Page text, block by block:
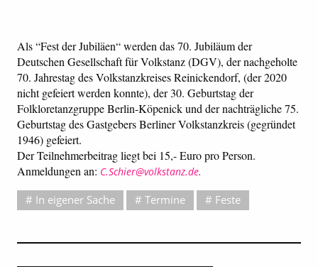
Als “Fest der Jubiläen“ werden das 70. Jubiläum der
Deutschen Gesellschaft für Volkstanz (DGV), der nachgeholte
70. Jahrestag des Volkstanzkreises Reinickendorf, (der 2020
nicht gefeiert werden konnte), der 30. Geburtstag der
Folkloretanzgruppe Berlin-Köpenick und der nachträgliche 75.
Geburtstag des Gastgebers Berliner Volkstanzkreis (gegründet
1946) gefeiert.
Der Teilnehmerbeitrag liegt bei 15,- Euro pro Person.
Anmeldungen an: C.Schier@volkstanz.de.
In eigener Sache Termine Feste